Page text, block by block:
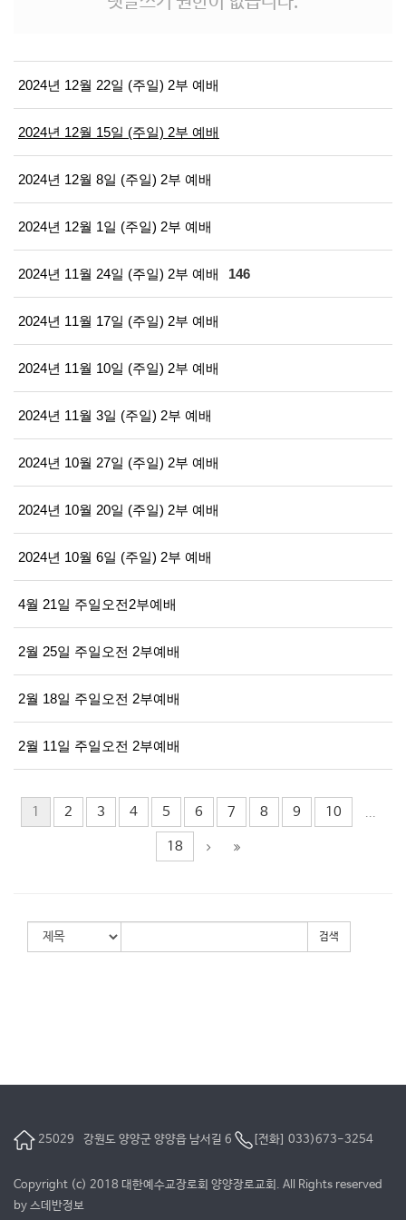
2024년 12월 22일 (주일) 2부 예배
2024년 12월 15일 (주일) 2부 예배
2024년 12월 8일 (주일) 2부 예배
2024년 12월 1일 (주일) 2부 예배
2024년 11월 24일 (주일) 2부 예배 146
2024년 11월 17일 (주일) 2부 예배
2024년 11월 10일 (주일) 2부 예배
2024년 11월 3일 (주일) 2부 예배
2024년 10월 27일 (주일) 2부 예배
2024년 10월 20일 (주일) 2부 예배
2024년 10월 6일 (주일) 2부 예배
4월 21일 주일오전2부예배
2월 25일 주일오전 2부예배
2월 18일 주일오전 2부예배
2월 11일 주일오전 2부예배
1 2 3 4 5 6 7 8 9 10 ...
18
검색
25029 강원도 양양군 양양읍 남서길 6 [전화] 033)673-3254
Copyright (c) 2018 대한예수교장로회 양양장로교회. All Rights reserved
by 스데반정보